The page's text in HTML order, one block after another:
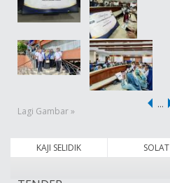
Lagi Gambar »
…
KAJI SELIDIK SOLAT